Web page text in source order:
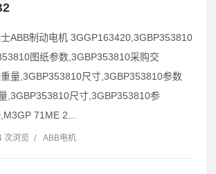
ABB制动电机 3GGP163420,3GBP353810
图纸参数,3GBP353810采购交
量,3GBP353810尺寸,3GBP353810参数
,3GBP353810尺寸,3GBP353810参
71ME 2...
次浏览 / ABB电机